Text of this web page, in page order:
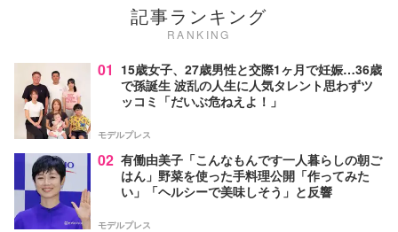
記事ランキング
RANKING
01 15歳女子、27歳男性と交際1ヶ月で妊娠…36歳
で孫誕生 波乱の人生に人気タレント思わずツ
ッコミ「だいぶ危ねえよ！」
モデルプレス
02 有働由美子「こんなもんです一人暮らしの朝ご
はん」野菜を使った手料理公開「作ってみた
い」「ヘルシーで美味しそう」と反響
モデルプレス